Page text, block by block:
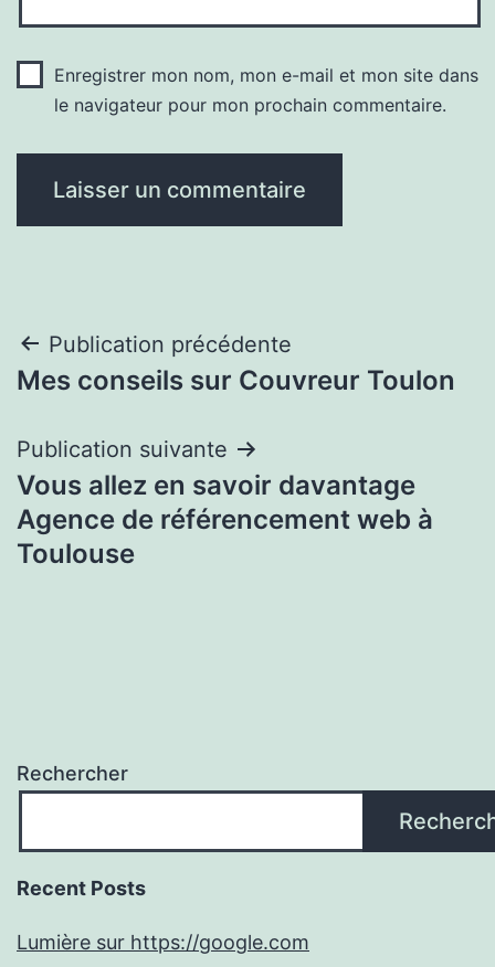
Enregistrer mon nom, mon e-mail et mon site dans
le navigateur pour mon prochain commentaire.
Navigation
de
l’article
Publication précédente
Mes conseils sur Couvreur Toulon
Publication suivante
Vous allez en savoir davantage
Agence de référencement web à
Toulouse
Rechercher
Recent Posts
Lumière sur https://google.com